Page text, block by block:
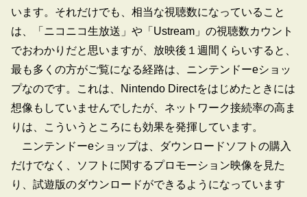
います。それだけでも、相当な視聴数になっていること
は、「ニコニコ生放送」や「Ustream」の視聴数カウント
でおわかりだと思いますが、放映後１週間くらいすると、
最も多くの方がご覧になる経路は、ニンテンドーeショッ
プなのです。これは、Nintendo Directをはじめたときには
想像もしていませんでしたが、ネットワーク接続率の高ま
りは、こういうところにも効果を発揮しています。
ニンテンドーeショップは、ダウンロードソフトの購入
だけでなく、ソフトに関するプロモーション映像を見た
り、試遊版のダウンロードができるようになっています